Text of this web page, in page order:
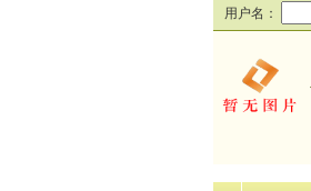
用户名：